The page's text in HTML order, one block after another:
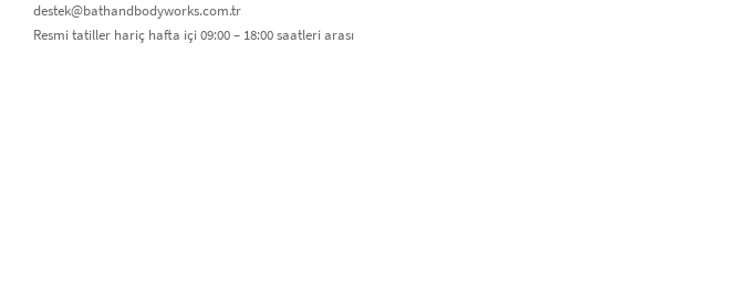
destek@bathandbodyworks.com.tr
Resmi tatiller hariç hafta içi 09:00 – 18:00 saatleri arası​